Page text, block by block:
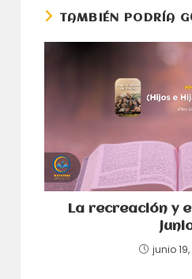
TAMBIÉN PODRÍA
La recreación y
junio